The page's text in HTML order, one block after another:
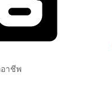
าชีพ